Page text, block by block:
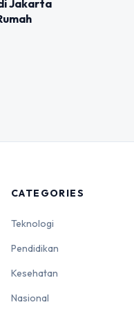
Jakarta
CATEGORIES
Teknologi
Pendidikan
Kesehatan
Nasional